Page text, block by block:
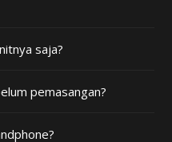
saja?
pemasangan?